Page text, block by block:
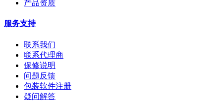
产品资质
服务支持
联系我们
联系代理商
保修说明
问题反馈
包装软件注册
疑问解答